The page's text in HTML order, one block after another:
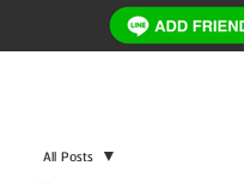
All Posts